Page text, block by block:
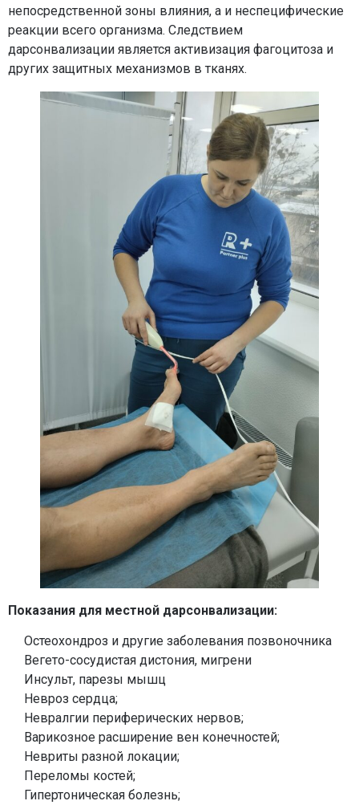
непосредственной зоны влияния, а и неспецифические
реакции всего организма. Следствием
дарсонвализации является активизация фагоцитоза и
других защитных механизмов в тканях.
Показания для местной дарсонвализации:
Остеохондроз и другие заболевания позвоночника
Вегето-сосудистая дистония, мигрени
Инсульт, парезы мышц
Невроз сердца;
Невралгии периферических нервов;
Варикозное расширение вен конечностей;
Невриты разной локации;
Переломы костей;
Гипертоническая болезнь;